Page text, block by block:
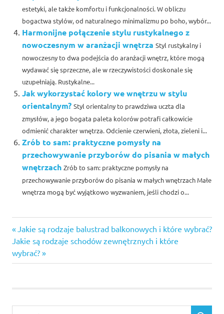
estetyki, ale także komfortu i funkcjonalności. W obliczu
bogactwa stylów, od naturalnego minimalizmu po boho, wybór...
Harmonijne połączenie stylu rustykalnego z
nowoczesnym w aranżacji wnętrza Styl rustykalny i
nowoczesny to dwa podejścia do aranżacji wnętrz, które mogą
wydawać się sprzeczne, ale w rzeczywistości doskonale się
uzupełniają. Rustykalne...
Jak wykorzystać kolory we wnętrzu w stylu
orientalnym? Styl orientalny to prawdziwa uczta dla
zmysłów, a jego bogata paleta kolorów potrafi całkowicie
odmienić charakter wnętrza. Odcienie czerwieni, złota, zieleni i...
Zrób to sam: praktyczne pomysły na
przechowywanie przyborów do pisania w małych
wnętrzach Zrób to sam: praktyczne pomysły na
przechowywanie przyborów do pisania w małych wnętrzach Małe
wnętrza mogą być wyjątkowo wyzwaniem, jeśli chodzi o...
Nawigacja
wpisu
Previous
Post:
Jakie są rodzaje balustrad balkonowych i które wybrać?
Next
Post:
Jakie są rodzaje schodów zewnętrznych i które
wybrać?